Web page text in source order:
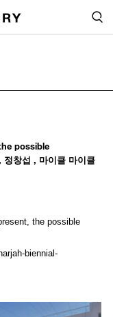
possible
창섭 , 마이클 마이클
the possible
biennial-